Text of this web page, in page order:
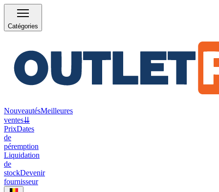
Catégories
NouveautésMeilleures
ventes⇊
PrixDates
de
péremption
Liquidation
de
stockDevenir
fournisseur